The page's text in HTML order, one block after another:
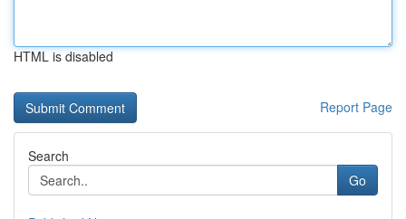
HTML is disabled
Report Page
Search
Go